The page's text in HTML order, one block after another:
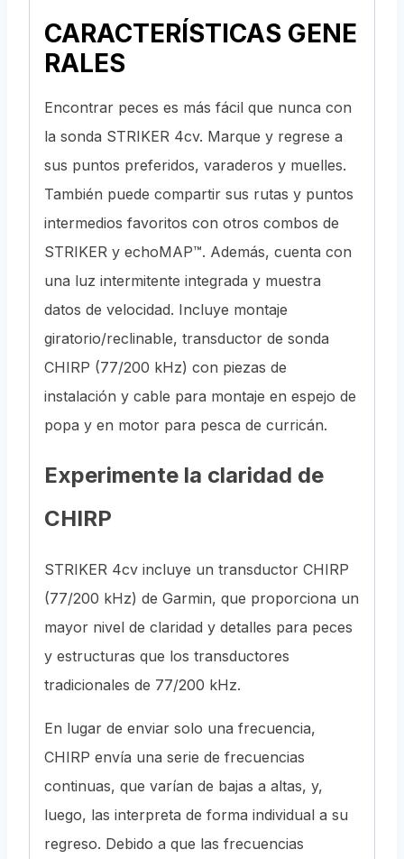
CARACTERÍSTICAS GENE
RALES
Encontrar peces es más fácil que nunca con
la sonda STRIKER 4cv. Marque y regrese a
sus puntos preferidos, varaderos y muelles.
También puede compartir sus rutas y puntos
intermedios favoritos con otros combos de
STRIKER y echoMAP™. Además, cuenta con
una luz intermitente integrada y muestra
datos de velocidad. Incluye montaje
giratorio/reclinable, transductor de sonda
CHIRP (77/200 kHz) con piezas de
instalación y cable para montaje en espejo de
popa y en motor para pesca de curricán.
Experimente la claridad de
CHIRP
STRIKER 4cv incluye un transductor CHIRP
(77/200 kHz) de Garmin, que proporciona un
mayor nivel de claridad y detalles para peces
y estructuras que los transductores
tradicionales de 77/200 kHz.
En lugar de enviar solo una frecuencia,
CHIRP envía una serie de frecuencias
continuas, que varían de bajas a altas, y,
luego, las interpreta de forma individual a su
regreso. Debido a que las frecuencias